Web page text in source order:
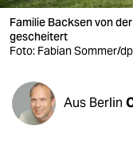
verlag
veranstaltungen
fragen & hilfe
Familie Backsen von
gescheitert
Foto: Fabian Sommer/
Aus Berlin